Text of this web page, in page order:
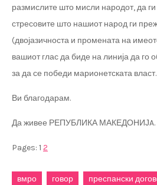
размислите што мисли народот, да
стресовите што нашиот народ ги
(двојазичноста и промената на
вашиот глас да биде на линија да го
за да се победи марионетската власт.
Ви благодарам.
Да живее РЕПУБЛИКА МАКЕДОНИЈA.
Pages: 1 2
вмро говор преспански